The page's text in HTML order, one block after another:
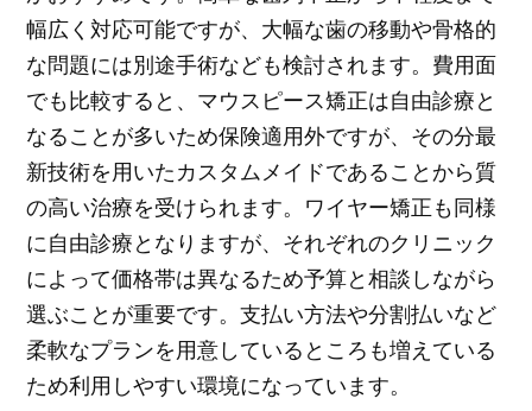
幅広く対応可能ですが、大幅な歯の移動や骨格的
な問題には別途手術なども検討されます。費用面
でも比較すると、マウスピース矯正は自由診療と
なることが多いため保険適用外ですが、その分最
新技術を用いたカスタムメイドであることから質
の高い治療を受けられます。ワイヤー矯正も同様
に自由診療となりますが、それぞれのクリニック
によって価格帯は異なるため予算と相談しながら
選ぶことが重要です。支払い方法や分割払いなど
柔軟なプランを用意しているところも増えている
ため利用しやすい環境になっています。